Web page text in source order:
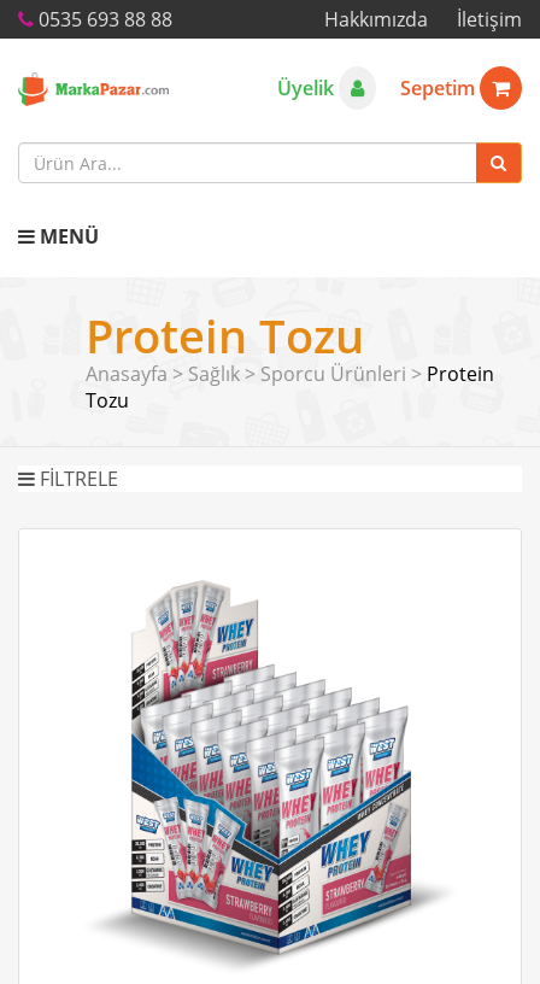
0535 693 88 88 Hakkımızda İletişim
Üyelik Sepetim
MENÜ
Protein Tozu
Anasayfa > Sağlık> Sporcu Ürünleri > Protein
Tozu
FİLTRELE